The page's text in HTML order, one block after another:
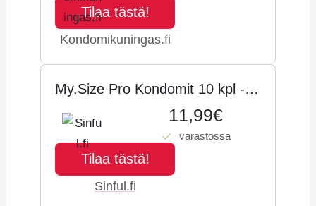
Tilaa tästä!
Kondomikuningas.fi
My.Size Pro Kondomit 10 kpl -
Kirkas - XS
11,99€
varastossa
Tilaa tästä!
Sinful.fi